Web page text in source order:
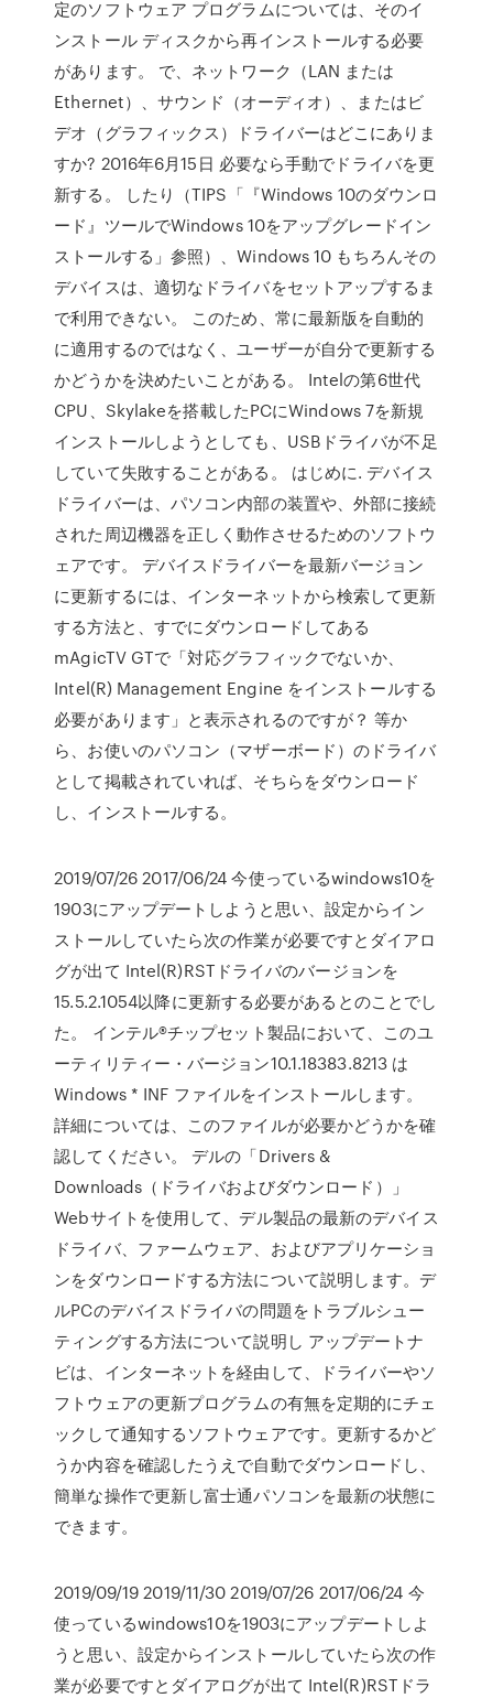
定のソフトウェア プログラムについては、そのイ
ンストール ディスクから再インストールする必要
があります。 で、ネットワーク（LAN または
Ethernet）、サウンド（オーディオ）、またはビ
デオ（グラフィックス）ドライバーはどこにありま
すか? 2016年6月15日 必要なら手動でドライバを更
新する。 したり（TIPS「『Windows 10のダウンロ
ード』ツールでWindows 10をアップグレードイン
ストールする」参照）、Windows 10 もちろんその
デバイスは、適切なドライバをセットアップするま
で利用できない。 このため、常に最新版を自動的
に適用するのではなく、ユーザーが自分で更新する
かどうかを決めたいことがある。 Intelの第6世代
CPU、Skylakeを搭載したPCにWindows 7を新規
インストールしようとしても、USBドライバが不足
していて失敗することがある。 はじめに. デバイス
ドライバーは、パソコン内部の装置や、外部に接続
された周辺機器を正しく動作させるためのソフトウ
ェアです。 デバイスドライバーを最新バージョン
に更新するには、インターネットから検索して更新
する方法と、すでにダウンロードしてある
mAgicTV GTで「対応グラフィックでないか、
Intel(R) Management Engine をインストールする
必要があります」と表示されるのですが？ 等か
ら、お使いのパソコン（マザーボード）のドライバ
として掲載されていれば、そちらをダウンロード
し、インストールする。
2019/07/26 2017/06/24 今使っているwindows10を
1903にアップデートしようと思い、設定からイン
ストールしていたら次の作業が必要ですとダイアロ
グが出て Intel(R)RSTドライバのバージョンを
15.5.2.1054以降に更新する必要があるとのことでし
た。 インテル®チップセット製品において、このユ
ーティリティー・バージョン10.1.18383.8213 は
Windows * INF ファイルをインストールします。
詳細については、このファイルが必要かどうかを確
認してください。 デルの「Drivers &
Downloads（ドライバおよびダウンロード）」
Webサイトを使用して、デル製品の最新のデバイス
ドライバ、ファームウェア、およびアプリケーショ
ンをダウンロードする方法について説明します。デ
ルPCのデバイスドライバの問題をトラブルシュー
ティングする方法について説明し アップデートナ
ビは、インターネットを経由して、ドライバーやソ
フトウェアの更新プログラムの有無を定期的にチェ
ックして通知するソフトウェアです。更新するかど
うか内容を確認したうえで自動でダウンロードし、
簡単な操作で更新し富士通パソコンを最新の状態に
できます。
2019/09/19 2019/11/30 2019/07/26 2017/06/24 今
使っているwindows10を1903にアップデートしよ
うと思い、設定からインストールしていたら次の作
業が必要ですとダイアログが出て Intel(R)RSTドラ